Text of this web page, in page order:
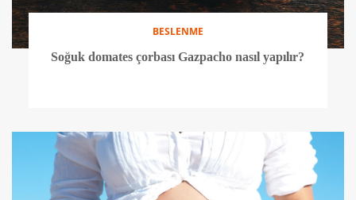
BESLENME
Soğuk domates çorbası Gazpacho nasıl yapılır?